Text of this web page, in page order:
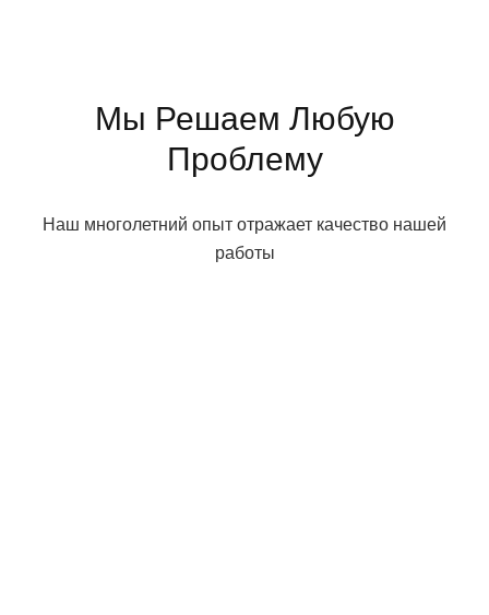
Мы Решаем Любую
Проблему
Наш многолетний опыт отражает качество нашей
работы